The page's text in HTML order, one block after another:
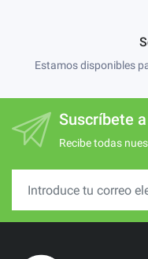
Estamos disponibles
Suscríbete
Recibe todas